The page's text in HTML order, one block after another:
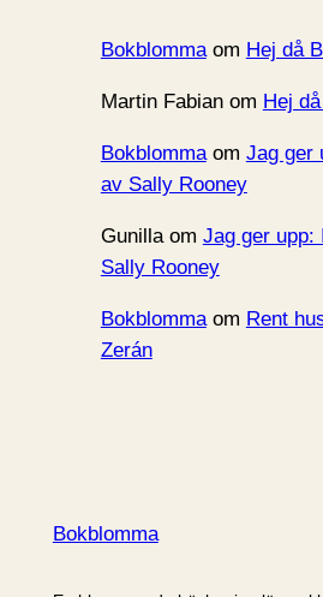
Bokblommaom Hej då
Martin Fabianom Hej
Bokblommaom Jag ger
av Sally Rooney
Gunillaom Jag ger upp:
Sally Rooney
Bokblommaom Rent
Zerán
Bokblomma